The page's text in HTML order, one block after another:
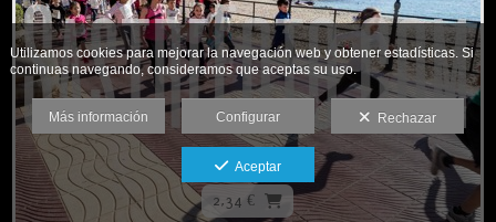
2,34 €
Utilizamos cookies para mejorar la navegación web y obtener estadísticas. Si
continuas navegando, consideramos que aceptas su uso.
Más información Configurar Rechazar
Aceptar